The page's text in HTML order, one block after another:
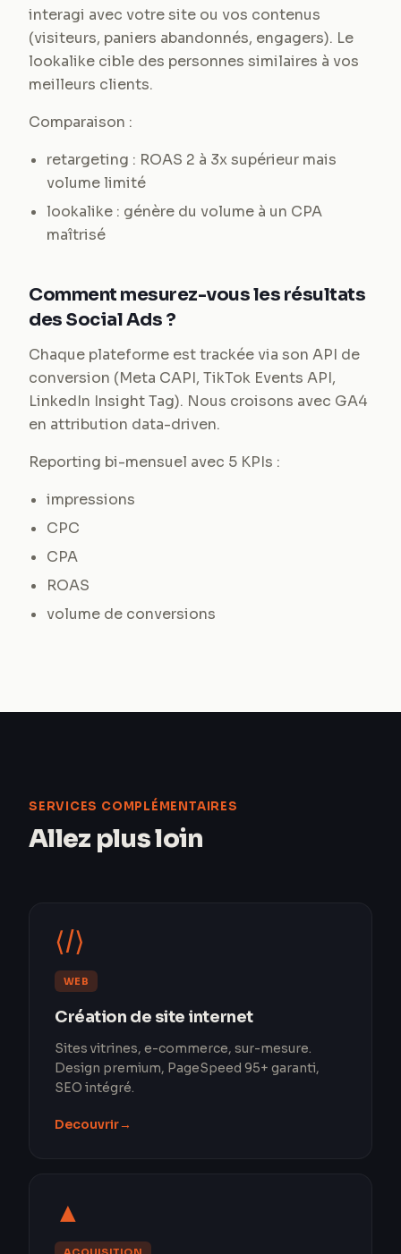
interagi avec votre site ou vos contenus
(visiteurs, paniers abandonnés, engagers). Le
lookalike cible des personnes similaires à vos
meilleurs clients.
Comparaison :
retargeting : ROAS 2 à 3x supérieur mais
volume limité
lookalike : génère du volume à un CPA
maîtrisé
Comment mesurez-vous les résultats
des Social Ads ?
Chaque plateforme est trackée via son API de
conversion (Meta CAPI, TikTok Events API,
LinkedIn Insight Tag). Nous croisons avec GA4
en attribution data-driven.
Reporting bi-mensuel avec 5 KPIs :
impressions
CPC
CPA
ROAS
volume de conversions
SERVICES COMPLÉMENTAIRES
Allez plus loin
⟨/⟩
WEB
Création de site internet
Sites vitrines, e-commerce, sur-mesure.
Design premium, PageSpeed 95+ garanti,
SEO intégré.
Decouvrir→
▲